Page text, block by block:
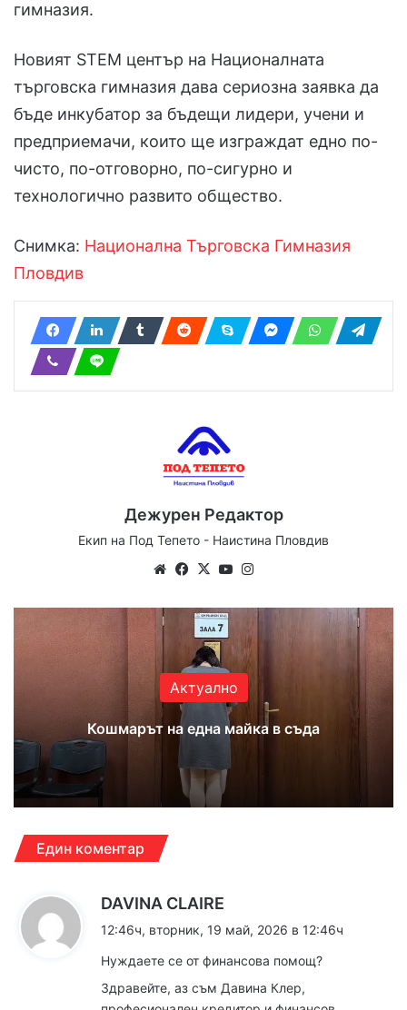
гимназия.
Новият STEM център на Националната
търговска гимназия дава сериозна заявка да
бъде инкубатор за бъдещи лидери, учени и
предприемачи, които ще изграждат едно по-
чисто, по-отговорно, по-сигурно и
технологично развито общество.
Снимка: Национална Търговска Гимназия
Пловдив
Дежурен Редактор
Екип на Под Тепето - Наистина Пловдив
WebsiteFacebook
X YouTube
Актуално
Кошмарът на една майка в съда
Един коментар
DAVINA CLAIRE
а
:
12:46ч, вторник, 19 май, 2026 в 12:46ч
Нуждаете се от финансова помощ?
Здравейте, аз съм Давина Клер,